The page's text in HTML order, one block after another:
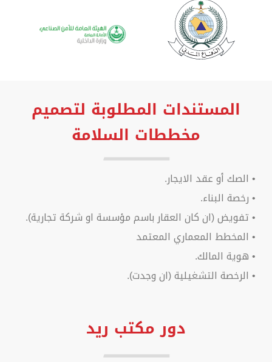
المستندات المطلوبة لتصميم
مخططات السلامة
• الصك أو عقد الايجار.
• رخصة البناء.
• تفويض (ان كان العقار باسم مؤسسة او شركة تجارية).
• المخطط المعماري المعتمد
• هوية المالك.
• الرخصة التشغيلية (ان وجدت).
دور مكتب ريد